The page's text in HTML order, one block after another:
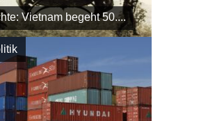
Vietnam begeht 50....